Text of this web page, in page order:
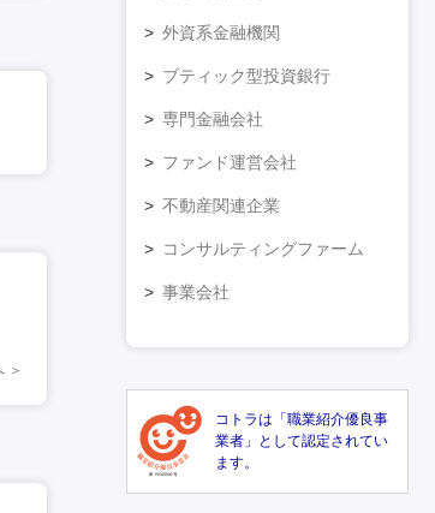
＞
外資系金融機関
ブティック型投資銀行
専門金融会社
ファンド運営会社
不動産関連企業
コンサルティングファーム
事業会社
コトラは「職業紹介優良事
業者」として認定されてい
ます。